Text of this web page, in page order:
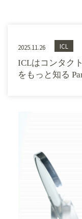
2025.11.26 ICL
ICLはコンタク
をもっと知る